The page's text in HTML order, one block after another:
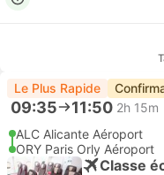
Le Plus Rapide
09:35 11:50 2h 15m
ALC Alicante Aéroport
ORY Paris Orly Aéroport
Classe